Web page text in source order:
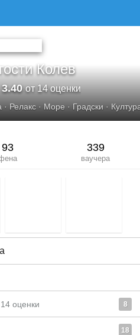
Колев
3.40от 14 оценки
· Релакс · Море · Градски ·
93 339
ваучера
14 оценки 8
18